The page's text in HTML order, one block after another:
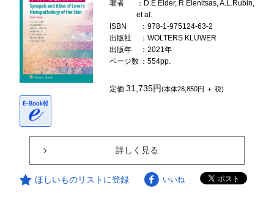
著者
：D.E.Elder, R.Elenitsas, A.L.Rubin,
et al.
ISBN
：978-1-975124-63-2
出版社
：WOLTERS KLUWER
出版年
：2021年
ページ数 ：554pp.
定価31,735円(本体28,850円 ＋ 税)
詳しく見る
ほしいものリストに登録 いいね